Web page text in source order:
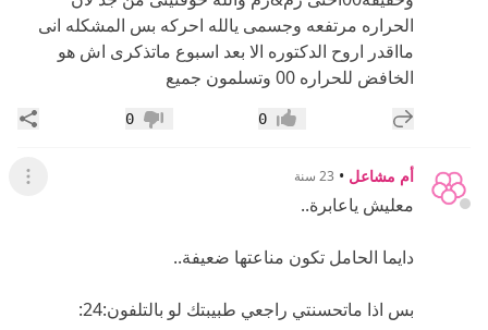
الحراره مرتفعه وجسمى يالله احركه بس المشكله انى
مااقدر اروح الدكتوره الا بعد اسبوع ماتذكرى اش هو
الخافض للحراره 00 وتسلمون جميع
إضافة رد جديد إعجاب0 عدم إعجاب
0
أم مشاعل • 23 سنة عرض
معليش ياعابرة..
دايما الحامل تكون مناعتها ضعيفة..
بس اذا ماتحسنتي راجعي طبيبتك لو بالتلفون:24: